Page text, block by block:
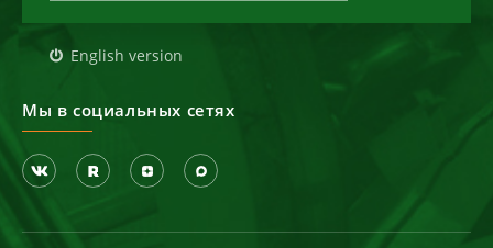
English version
Мы в социальных сетях